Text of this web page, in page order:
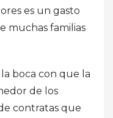
es un gasto
muchas familias
boca con que la
de los
contratas que